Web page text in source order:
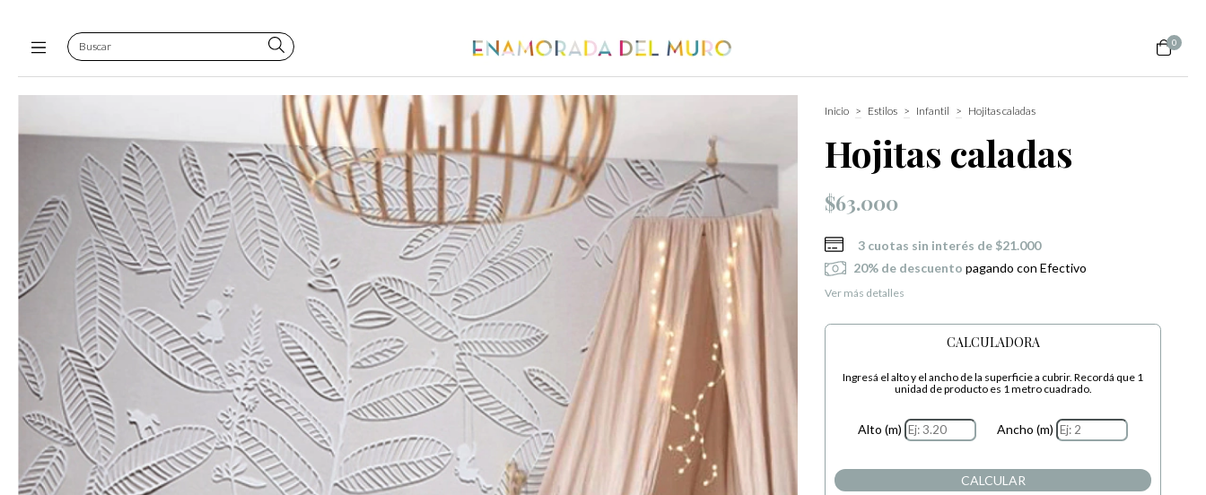
0
Inicio > Estilos > Infantil > Hojitas caladas
Hojitas caladas
$63.000
3 cuotas sin interés de $21.000
20% de descuento pagando con Efectivo
Ver más detalles
CALCULADORA
Ingresá el alto y el ancho de la superficie a cubrir. Recordá que 1
unidad de producto es 1 metro cuadrado.
Alto (m) Ancho (m)
CALCULAR